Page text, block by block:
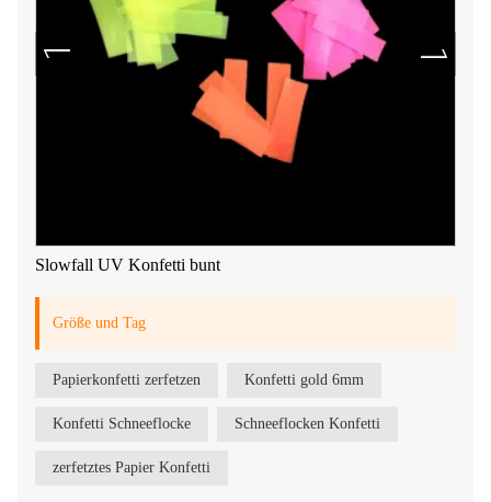
Slowfall UV Konfetti bunt
Größe und Tag
Papierkonfetti zerfetzen Konfetti gold 6mm
Konfetti Schneeflocke Schneeflocken Konfetti
zerfetztes Papier Konfetti